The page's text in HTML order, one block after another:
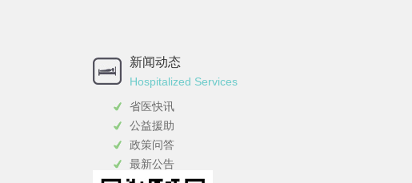
新闻动态
Hospitalized Services
省医快讯
公益援助
政策问答
最新公告